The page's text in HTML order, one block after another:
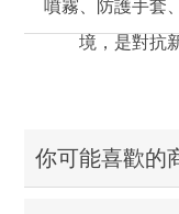
噴霧、防護手套
境，是對抗
你可能喜歡的